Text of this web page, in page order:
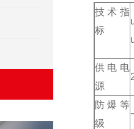
技术指
标
供电电
源
防爆等
级